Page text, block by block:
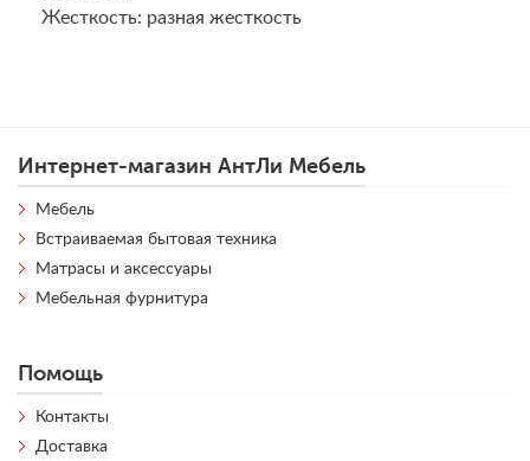
Жесткость: разная жесткость
Интернет-магазин АнтЛи Мебель
Мебель
Встраиваемая бытовая техника
Матрасы и аксессуары
Мебельная фурнитура
Помощь
Контакты
Доставка